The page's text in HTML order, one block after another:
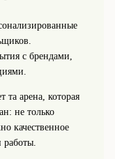
с брендами,
та арена, которая
не только
качественное
работы.